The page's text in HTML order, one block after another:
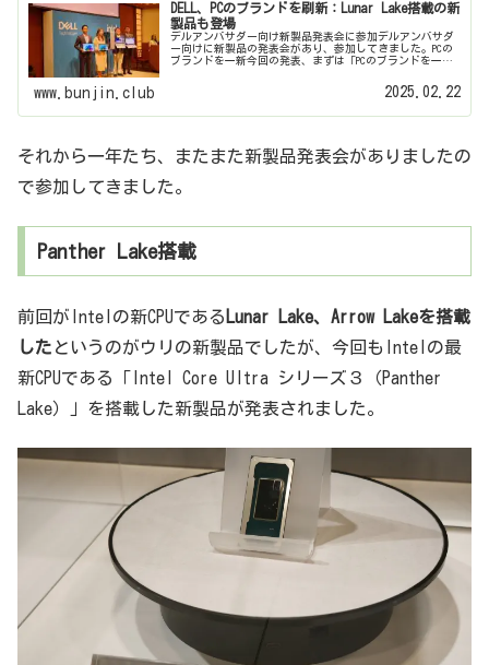
DELL、PCのブランドを刷新：Lunar Lake搭載の新
製品も登場
デルアンバサダー向け新製品発表会に参加デルアンバサダ
ー向けに新製品の発表会があり、参加してきました。PCの
ブランドを一新今回の発表、まずは「PCのブランドを一新
www.bunjin.club 2025.02.22
それから一年たち、またまた新製品発表会がありましたの
で参加してきました。
Panther Lake搭載
前回がIntelの新CPUである
Lunar Lake、Arrow Lakeを搭載
した というのがウリの新製品でしたが、今回もIntelの最
新CPUである「Intel Core Ultra シリーズ３（Panther
Lake）」を搭載した新製品が発表されました。